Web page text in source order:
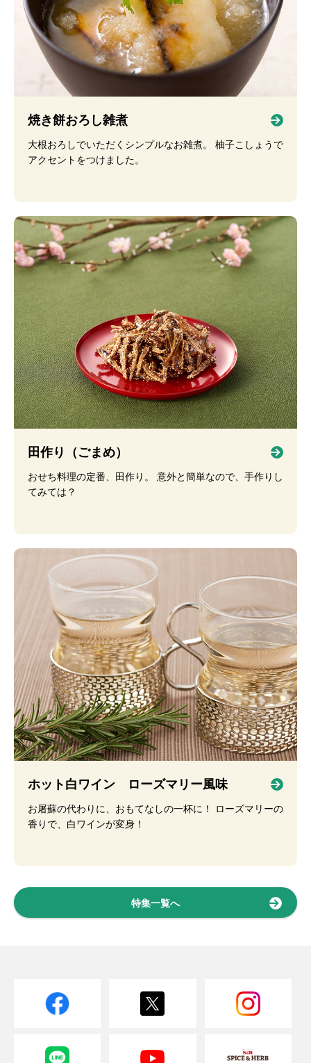
焼き餅おろし雑煮
大根おろしでいただくシンプルなお雑煮。 柚子こしょうで
アクセントをつけました。
田作り（ごまめ）
おせち料理の定番、田作り。 意外と簡単なので、手作りし
てみては？
ホット白ワイン ローズマリー風味
お屠蘇の代わりに、おもてなしの一杯に！ ローズマリーの
香りで、白ワインが変身！
特集一覧へ